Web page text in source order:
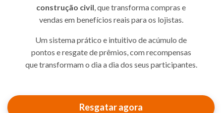
construção civil , que transforma compras e
vendas em benefícios reais para os lojistas.
Um sistema prático e intuitivo de acúmulo de
pontos e resgate de prêmios, com recompensas
que transformam o dia a dia dos seus participantes.
Resgatar agora